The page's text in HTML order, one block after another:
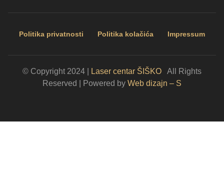
Politika privatnosti Politika kolačića Impressum
© Copyright 2024 | Laser centar ŠIŠKO
All Rights
Reserved | Powered by Web dizajn – S